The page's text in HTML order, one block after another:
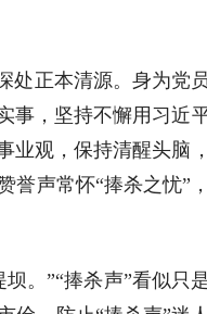
处正本清源。身为党
事，坚持不懈用习近
业观，保持清醒头脑
誉声常怀“捧杀之忧”
。”“捧杀声”看似只